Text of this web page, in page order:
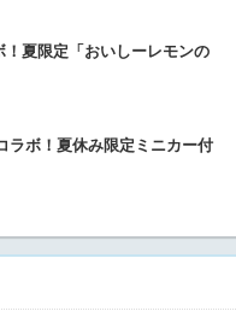
夏限定「おいしーレモンの
ラボ！夏休み限定ミニカー付